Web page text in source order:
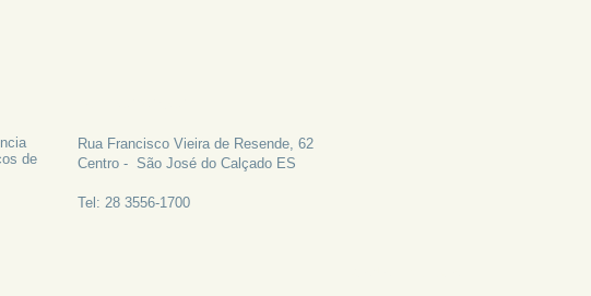
de
Rua Francisco Vieira de Resende, 62
Centro - São José do Calçado ES
Tel: 28 3556-1700